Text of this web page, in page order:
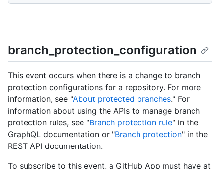
branch_protection_configuration
This event occurs when there is a change to branch
protection configurations for a repository. For more
information, see "About protected branches." For
information about using the APIs to manage branch
protection rules, see "Branch protection rule" in the
GraphQL documentation or "Branch protection" in the
REST API documentation.
To subscribe to this event, a GitHub App must have at